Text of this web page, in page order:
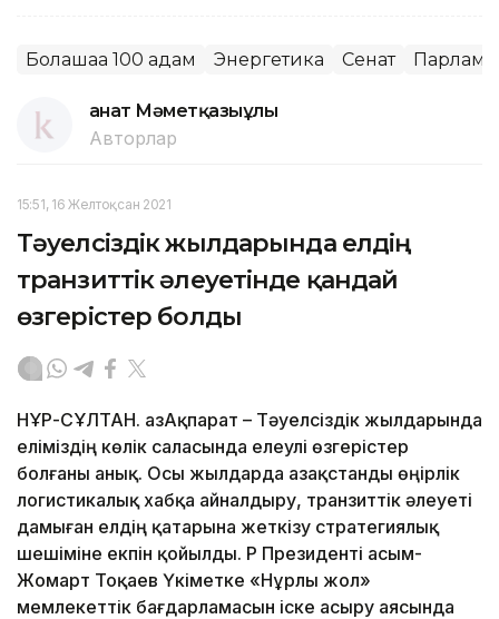
Болашаққа 100 қадам Энергетика Сенат
Қанат Мәметқазыұлы
Авторлар
15:51, 16 Желтоқсан 2021
Тәуелсіздік жылдарында елдің
транзиттік әлеуетінде қандай
өзгерістер болды
НҰР-СҰЛТАН. ҚазАқпарат – Тәуелсіздік жылдарында
еліміздің көлік саласында елеулі өзгерістер
болғаны анық. Осы жылдарда Қазақстанды өңірлік
логистикалық хабқа айналдыру, транзиттік әлеуеті
дамыған елдің қатарына жеткізу стратегиялық
шешіміне екпін қойылды. ҚР Президенті Қасым-
Жомарт Тоқаев Үкіметке «Нұрлы жол»
мемлекеттік бағдарламасын іске асыру аясында